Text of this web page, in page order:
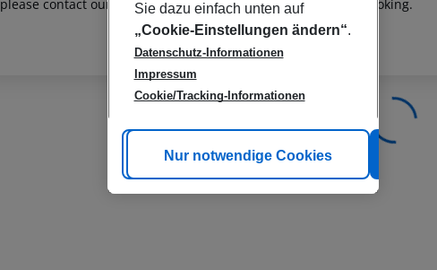
please contact our customer service before confirming your booking.
Sie dazu einfach unten auf
„Cookie-Einstellungen ändern“.
Datenschutz-Informationen
Impressum
Cookie/Tracking-Informationen
Cookie anpassen
Nur notwendige Cookies